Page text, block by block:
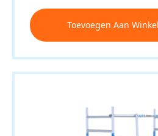
Toevoegen Aan